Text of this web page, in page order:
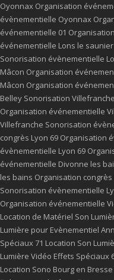
Oyonnax Organisation
évènementielle Oyonnax
événementielle 01
événementielle Lons le saunier
Sonorisation évènementielle
Mâcon Organisation
Mâcon Organisation
Belley Sonorisation Villefranche
Organisation événementielle
Villefranche Sonorisation
congrès Lyon 69 Organisation
évènementielle Lyon 69
événementielle Divonne les
les bains Organisation congrès
Sonorisation évènementielle
Organisation événementielle
Location de Matériel Son
Lumière pour Evènementiel
Spéciaux 71 Location Son
Lumière Vidéo Effets Spéciaux
Location Sono Bourg en Bresse